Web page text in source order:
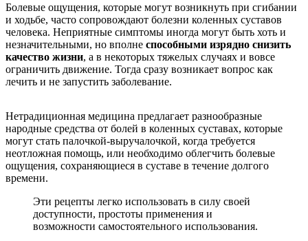
Болевые ощущения, которые могут возникнуть при сгибании
и ходьбе, часто сопровождают болезни коленных суставов
человека. Неприятные симптомы иногда могут быть хоть и
незначительными, но вполне способными изрядно снизить
качество жизни, а в некоторых тяжелых случаях и вовсе
ограничить движение. Тогда сразу возникает вопрос как
лечить и не запустить заболевание.
Нетрадиционная медицина предлагает разнообразные
народные средства от болей в коленных суставах, которые
могут стать палочкой-выручалочкой, когда требуется
неотложная помощь, или необходимо облегчить болевые
ощущения, сохраняющиеся в суставе в течение долгого
времени.
Эти рецепты легко использовать в силу своей
доступности, простоты применения и
возможности самостоятельного использования.